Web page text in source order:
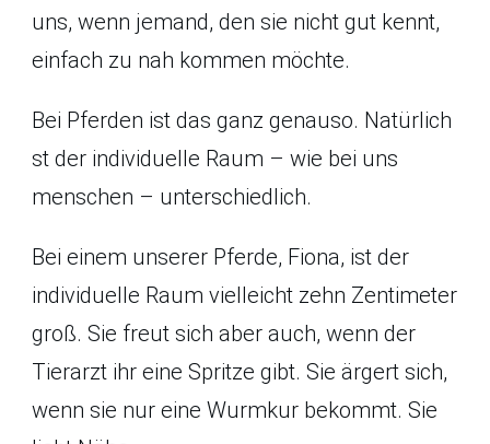
uns, wenn jemand, den sie nicht gut kennt,
einfach zu nah kommen möchte.
Bei Pferden ist das ganz genauso. Natürlich
st der individuelle Raum – wie bei uns
menschen – unterschiedlich.
Bei einem unserer Pferde, Fiona, ist der
individuelle Raum vielleicht zehn Zentimeter
groß. Sie freut sich aber auch, wenn der
Tierarzt ihr eine Spritze gibt. Sie ärgert sich,
wenn sie nur eine Wurmkur bekommt. Sie